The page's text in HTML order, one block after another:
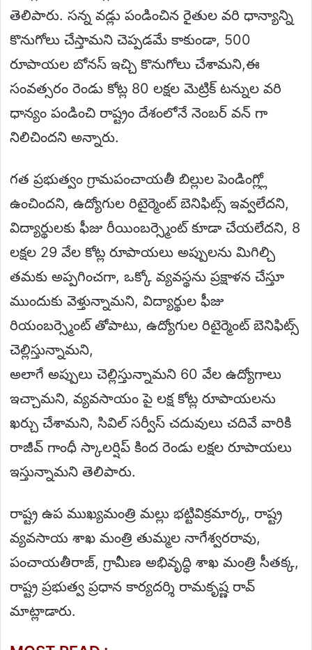
తెలిపారు. సన్న వడ్లు పండించిన రైతుల వరి ధాన్యాన్ని
కొనుగోలు చేస్తామని చెప్పడమే కాకుండా, 500
రూపాయల బోనస్ ఇచ్చి కొనుగోలు చేశామని,ఈ
సంవత్సరం రెండు కోట్ల 80 లక్షల మెట్రిక్ టన్నుల వరి
ధాన్యం పండించి రాష్ట్రం దేశంలోనే నెంబర్ వన్ గా
నిలిచిందని అన్నారు.
గత ప్రభుత్వం గ్రామపంచాయతీ బిల్లుల పెండింగ్ల్లో
ఉంచిందని, ఉద్యోగుల రిటైర్మెంట్ బెనిఫిట్స్ ఇవ్వలేదని,
విద్యార్థులకు ఫీజు రీయింబర్స్మెంట్ కూడా చేయలేదని, 8
లక్షల 29 వేల కోట్ల రూపాయలు అప్పులను మిగిల్చి
తమకు అప్పగించగా, ఒక్కో వ్యవస్థను ప్రక్షాళన చేస్తూ
ముందుకు వెళ్తున్నామని, విద్యార్థుల ఫీజు
రియంబర్స్మెంట్ తోపాటు, ఉద్యోగుల రిటైర్మెంట్ బెనిఫిట్స్
చెల్లిస్తున్నామని,
అలాగే అప్పులు చెల్లిస్తున్నామని 60 వేల ఉద్యోగాలు
ఇచ్చామని, వ్యవసాయం పై లక్ష కోట్ల రూపాయలను
ఖర్చు చేశామని, సివిల్ సర్వీస్ చదువులు చదివే వారికి
రాజీవ్ గాంధీ స్కాలర్షిప్ కింద రెండు లక్షల రూపాయలు
ఇస్తున్నామని తెలిపారు.
రాష్ట్ర ఉప ముఖ్యమంత్రి మల్లు భట్టివిక్రమార్క, రాష్ట్ర
వ్యవసాయ శాఖ మంత్రి తుమ్మల నాగేశ్వరరావు,
పంచాయతీరాజ్, గ్రామీణ అభివృద్ధి శాఖ మంత్రి సీతక్క,
రాష్ట్ర ప్రభుత్వ ప్రధాన కార్యదర్శి రామకృష్ణ రావ్
మాట్లాడారు.